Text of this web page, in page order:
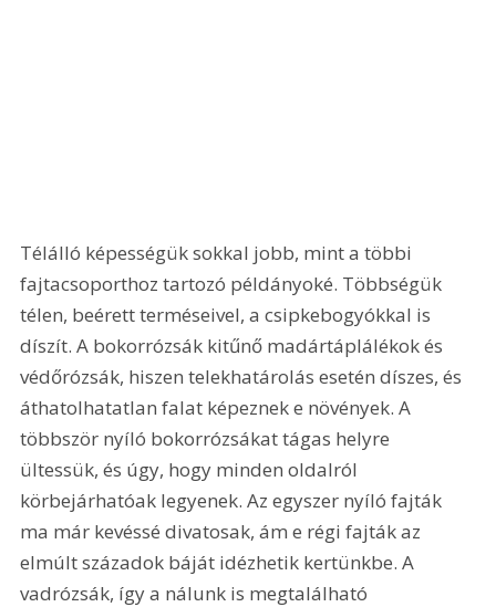
Télálló képességük sokkal jobb, mint a többi
fajtacsoporthoz tartozó példányoké. Többségük
télen, beérett terméseivel, a csipkebogyókkal is
díszít. A bokorrózsák kitűnő madártáplálékok és
védőrózsák, hiszen telekhatárolás esetén díszes, és
áthatolhatatlan falat képeznek e növények. A
többször nyíló bokorrózsákat tágas helyre
ültessük, és úgy, hogy minden oldalról
körbejárhatóak legyenek. Az egyszer nyíló fajták
ma már kevéssé divatosak, ám e régi fajták az
elmúlt századok báját idézhetik kertünkbe. A
vadrózsák, így a nálunk is megtalálható